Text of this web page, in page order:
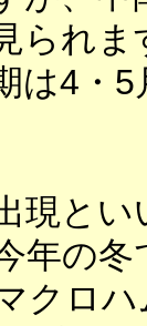
られま
は4・5
現とい
年の冬
クロ